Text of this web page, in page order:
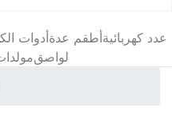
أدواتأطقم عدةعدد كهربائية
لواصق